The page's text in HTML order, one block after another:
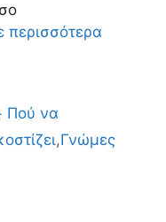
περισσότερα
Πού να
,Γνώμες